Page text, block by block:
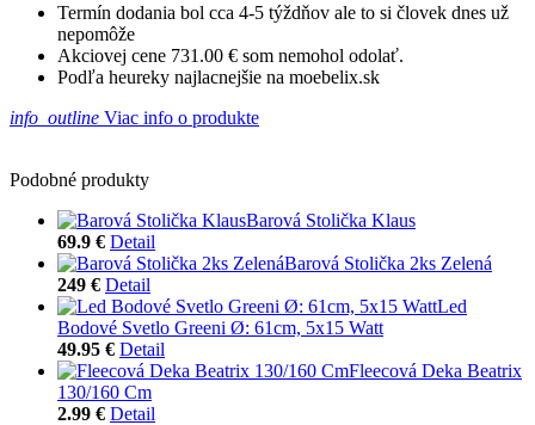
Termín dodania bol cca 4-5 týždňov ale to si človek dnes už
nepomôže
Akciovej cene 731.00 € som nemohol odolať.
Podľa heureky najlacnejšie na moebelix.sk
info_outline Viac info o produkte
Podobné produkty
Barová Stolička Klaus
69.9 € Detail
Barová Stolička 2ks Zelená
249 € Detail
Led
Bodové Svetlo Greeni Ø: 61cm, 5x15 Watt
49.95 € Detail
Fleecová Deka Beatrix
130/160 Cm
2.99 € Detail